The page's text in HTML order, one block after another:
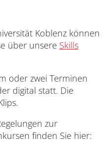
Koblenz können
über unsere Skills
oder zwei Terminen
digital statt. Die
zur
finden Sie hier: